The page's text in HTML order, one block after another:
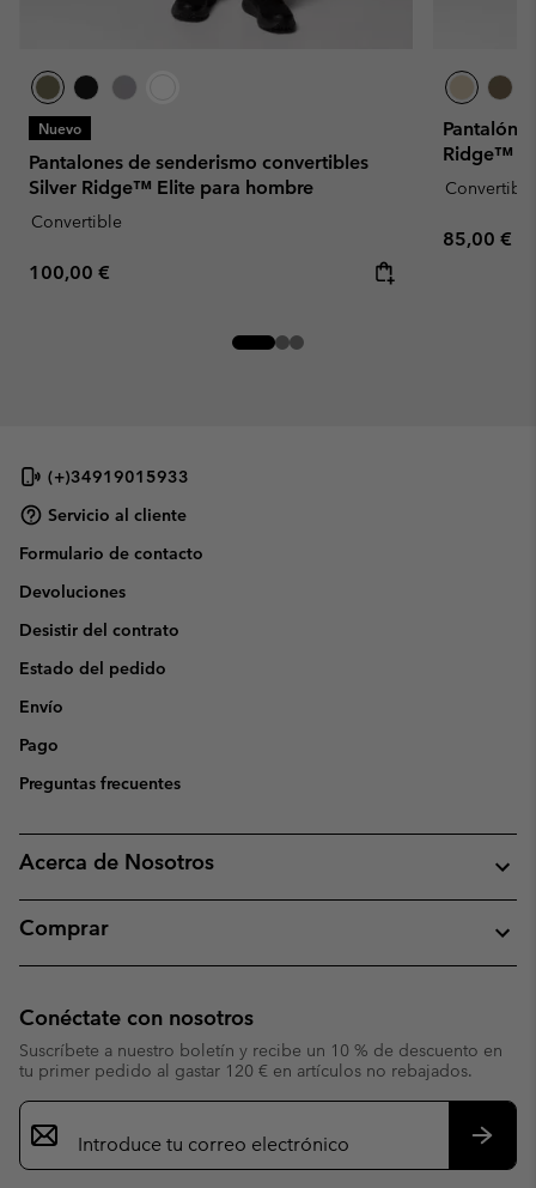
Nuevo
Pantalones de senderismo convertibles
Silver Ridge™ Elite para hombre
Convertible
Regular price:
100,00 €
Pantalón
Ridge™
Convertible
Regular
85,00 €
(+)34919015933
Servicio al cliente
Formulario de contacto
Devoluciones
Desistir del contrato
Estado del pedido
Envío
Pago
Preguntas frecuentes
Acerca de Nosotros
Comprar
Conéctate con nosotros
Suscríbete a nuestro boletín y recibe un 10 % de descuento en
tu primer pedido al gastar 120 € en artículos no rebajados.
Suscripción
de
correo